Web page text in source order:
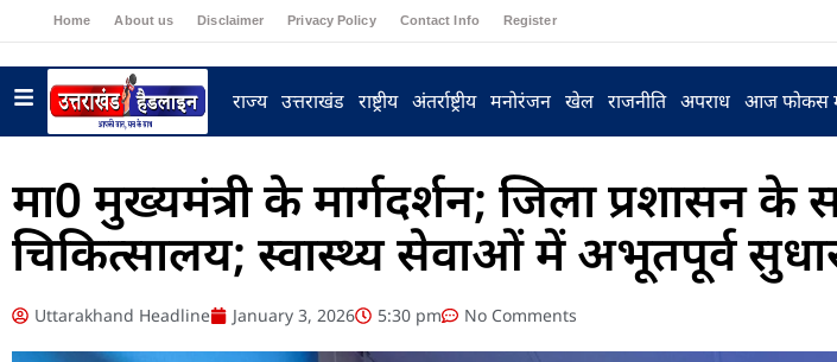
Home About us Disclaimer Privacy Policy Contact Info Register
राज्य उत्तराखंड राष्ट्रीय अंतर्राष्ट्रीय मनोरंजन खेल राजनीति अपराध आज फोकस
मा0 मुख्यमंत्री के मार्गदर्शन; जिला प्रशासन के
चिकित्सालय; स्वास्थ्य सेवाओं में अभूतपूर्व
Uttarakhand Headline January 3, 2026 5:30 pm No Comments